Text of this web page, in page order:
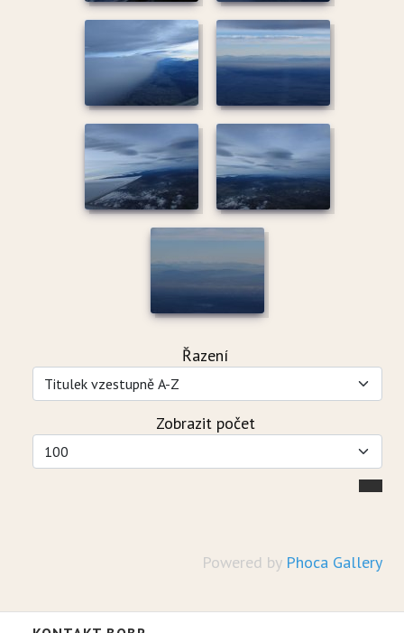
Řazení
Zobrazit počet
Powered by Phoca Gallery